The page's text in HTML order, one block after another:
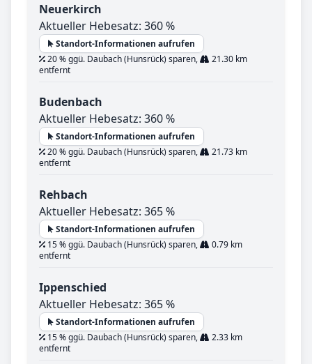
Neuerkirch
Aktueller Hebesatz: 360 %
Standort-Informationen aufrufen
20 % ggü. Daubach (Hunsrück) sparen,
21.30 km
entfernt
Budenbach
Aktueller Hebesatz: 360 %
Standort-Informationen aufrufen
20 % ggü. Daubach (Hunsrück) sparen,
21.73 km
entfernt
Rehbach
Aktueller Hebesatz: 365 %
Standort-Informationen aufrufen
15 % ggü. Daubach (Hunsrück) sparen,
0.79 km
entfernt
Ippenschied
Aktueller Hebesatz: 365 %
Standort-Informationen aufrufen
15 % ggü. Daubach (Hunsrück) sparen,
2.33 km
entfernt